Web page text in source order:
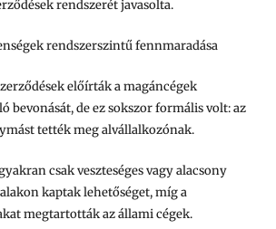
rendszerét javasolta.
rendszerszintű fennmaradása
előírták a magáncégek
bevonását, de ez sokszorformálisvolt: az
tették meg alvállalkozónak.
csakveszteséges vagy alacsony
kaptak lehetőséget, míg a
megtartották az állami cégek.